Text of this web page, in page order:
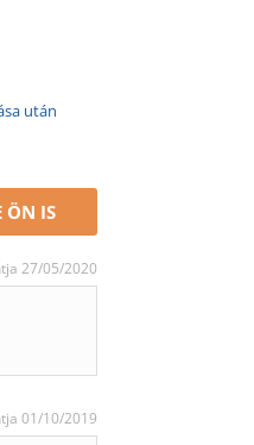
után
ÖN IS
27/05/2020
01/10/2019